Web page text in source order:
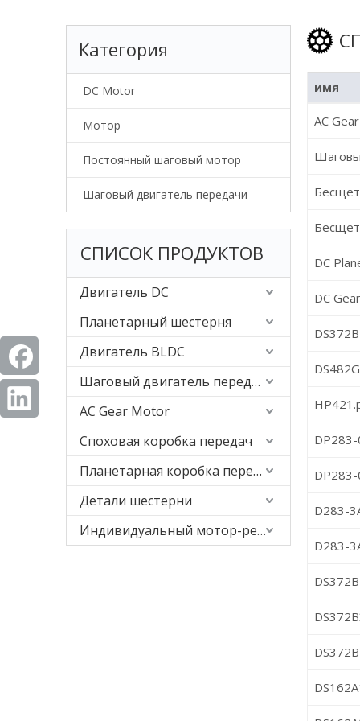
Категория
DC Motor
Мотор
Постоянный шаговый мотор
Шаговый двигатель передачи
СПИСОК ПРОДУКТОВ
Двигатель DC
Планетарный шестерня
Двигатель BLDC
Шаговый двигатель передачи
AC Gear Motor
Споховая коробка передач
Планетарная коробка передач
Детали шестерни
Индивидуальный мотор-редуктор
имя
AC
DC
DC
D283-
D283-